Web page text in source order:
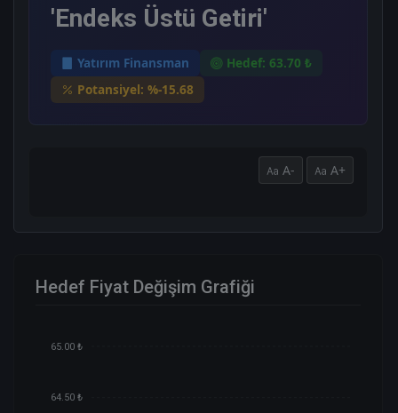
'Endeks Üstü Getiri'
Yatırım Finansman
Hedef: 63.70 ₺
Potansiyel: %-15.68
A- A+
Hedef Fiyat Değişim Grafiği
65.00 ₺
64.50 ₺